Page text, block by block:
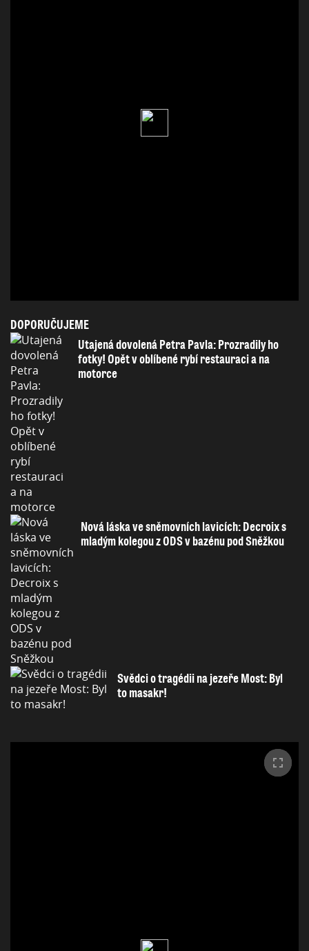
DOPORUČUJEME
Utajená dovolená Petra Pavla: Prozradily ho
fotky! Opět v oblíbené rybí restauraci a na
motorce
Nová láska ve sněmovních lavicích: Decroix s
mladým kolegou z ODS v bazénu pod Sněžkou
Svědci o tragédii na jezeře Most: Byl
to masakr!